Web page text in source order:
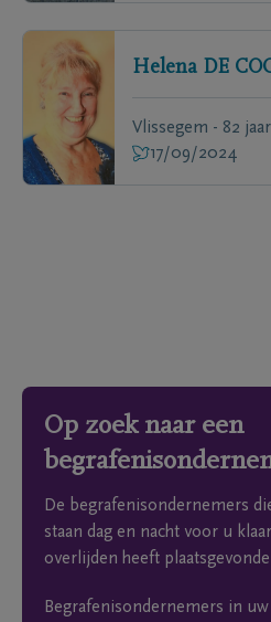
Helena DE
Vlissegem - 82 jaar
17/09/2024
Op zoek naar een
De begrafenisondernemers
staan dag en nacht voor u
overlijden heeft
Begrafenisondernemers in